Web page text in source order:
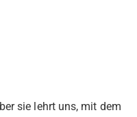
sie lehrt uns, mit dem